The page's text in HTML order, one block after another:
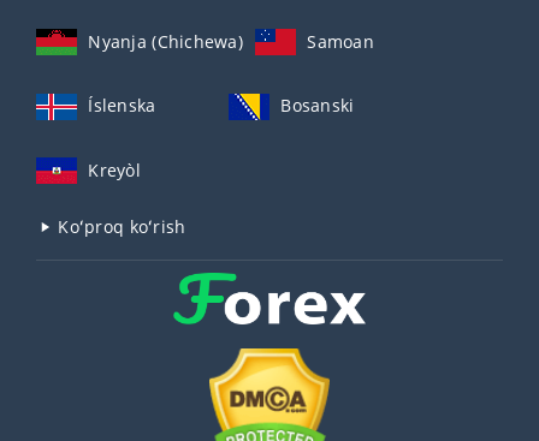
Nyanja (Chichewa) Samoan
Íslenska Bosanski
Kreyòl
Koʻproq koʻrish